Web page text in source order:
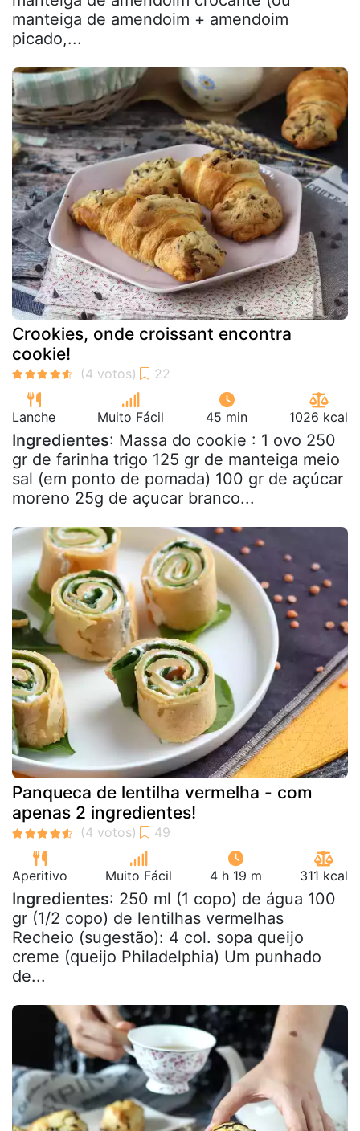
manteiga de amendoim + amendoim
picado,...
Crookies, onde croissant encontra
cookie!
Lanche Muito Fácil 45 min 1026 kcal
Ingredientes: Massa do cookie : 1 ovo 250
gr de farinha trigo 125 gr de manteiga meio
sal (em ponto de pomada) 100 gr de açúcar
moreno 25g de açucar branco...
Panqueca de lentilha vermelha - com
apenas 2 ingredientes!
Aperitivo Muito Fácil 4 h 19 m 311 kcal
Ingredientes: 250 ml (1 copo) de água 100
gr (1/2 copo) de lentilhas vermelhas
Recheio (sugestão): 4 col. sopa queijo
creme (queijo Philadelphia) Um punhado
de...